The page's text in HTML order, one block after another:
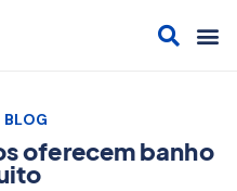
oferecem banho